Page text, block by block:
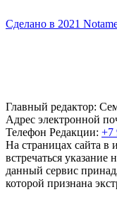
Сделано в 2021
Главный редактор:
Адрес электронной
Телефон Редакции: +7
На страницах сайта
встречаться
данный сервис
которой признана